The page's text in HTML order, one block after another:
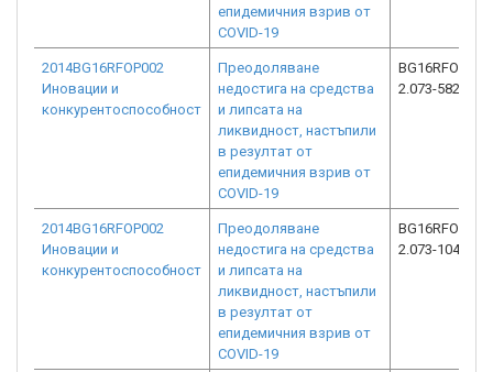
епидемичния взрив от
COVID-19
2014BG16RFOP002
Иновации и
конкурентоспособност
Преодоляване
недостига на средства
и липсата на
ликвидност, настъпили
в резултат от
епидемичния взрив от
COVID-19
BG16RFOP002-
2.073-5822-
2014BG16RFOP002
Иновации и
конкурентоспособност
Преодоляване
недостига на средства
и липсата на
ликвидност, настъпили
в резултат от
епидемичния взрив от
COVID-19
BG16RFOP002-
2.073-10411-